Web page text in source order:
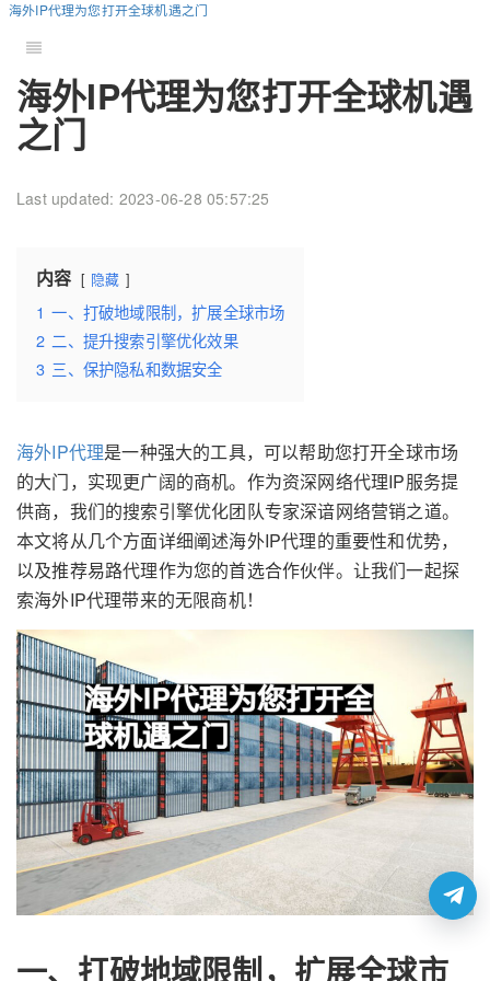
海外IP代理为您打开全球机遇之门
海外IP代理为您打开全球机遇
之门
Last updated: 2023-06-28 05:57:25
内容 隐藏
1 一、打破地域限制，扩展全球市场
2 二、提升搜索引擎优化效果
3 三、保护隐私和数据安全
海外IP代理是一种强大的工具，可以帮助您打开全球市场
的大门，实现更广阔的商机。作为资深网络代理IP服务提
供商，我们的搜索引擎优化团队专家深谙网络营销之道。
本文将从几个方面详细阐述海外IP代理的重要性和优势，
以及推荐易路代理作为您的首选合作伙伴。让我们一起探
索海外IP代理带来的无限商机！
一、打破地域限制，扩展全球市